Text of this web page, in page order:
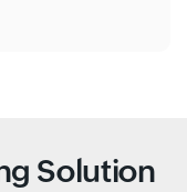
Solution